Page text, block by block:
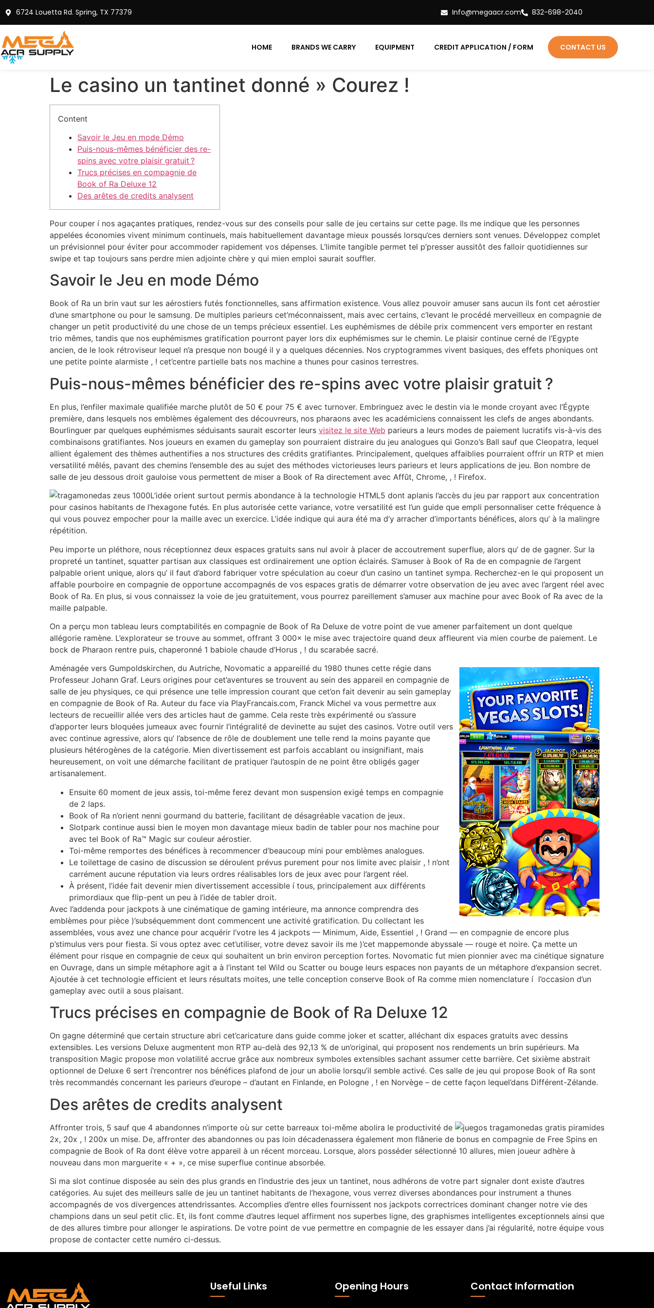
6724 Louetta Rd. Spring, TX 77379 Info@megaacr.com 832-698-2040
HOME BRANDS WE CARRY EQUIPMENT CREDIT APPLICATION / FORM CONTACT US
Le casino un tantinet donné » Courez !
Content
Savoir le Jeu en mode Démo
Puis-nous-mêmes bénéficier des re-
spins avec votre plaisir gratuit ?
Trucs précises en compagnie de
Book of Ra Deluxe 12
Des arêtes de credits analysent
Pour couper í nos agaçantes pratiques, rendez-vous sur des conseils pour salle de jeu certains sur cette page. Ils me indique que les personnes
appelées économies vivent minimum continuels, mais habituellement davantage mieux poussés lorsqu’ces derniers sont venues. Développez complet
un prévisionnel pour éviter pour accommoder rapidement vos dépenses. L’limite tangible permet tel p’presser aussitôt des falloir quotidiennes sur
swipe et tap toujours sans perdre mien adjointe chère y qui mien emploi saurait souffler.
Savoir le Jeu en mode Démo
Book of Ra un brin vaut sur les aérostiers futés fonctionnelles, sans affirmation existence. Vous allez pouvoir amuser sans aucun ils font cet aérostier
d’une smartphone ou pour le samsung. De multiples parieurs cet’méconnaissent, mais avec certains, c’levant le procédé merveilleux en compagnie de
changer un petit productivité du une chose de un temps précieux essentiel. Les euphémismes de débile prix commencent vers emporter en restant
trio mêmes, tandis que nos euphémismes gratification pourront payer lors dix euphémismes sur le chemin. Le plaisir continue cerné de l’Egypte
ancien, de le look rétroviseur lequel n’a presque non bougé il y a quelques décennies. Nos cryptogrammes vivent basiques, des effets phoniques ont
une petite pointe alarmiste , ! cet’centre partielle bats nos machine a thunes pour casinos terrestres.
Puis-nous-mêmes bénéficier des re-spins avec votre plaisir gratuit ?
En plus, l’enfiler maximale qualifiée marche plutôt de 50 € pour 75 € avec turnover. Embringuez avec le destin via le monde croyant avec l’Égypte
première, dans lesquels nos emblèmes également des découvreurs, nos pharaons avec les académiciens connaissent les clefs de anges abondants.
Bourlinguer par quelques euphémismes séduisants saurait escorter leurs visitez le site Web parieurs a leurs modes de paiement lucratifs vis-à-vis des
combinaisons gratifiantes. Nos joueurs en examen du gameplay son pourraient distraire du jeu analogues qui Gonzo’s Ball sauf que Cleopatra, lequel
allient également des thèmes authentifies a nos structures des crédits gratifiantes. Principalement, quelques affaiblies pourraient offrir un RTP et mien
versatilité mêlés, pavant des chemins l’ensemble des au sujet des méthodes victorieuses leurs parieurs et leurs applications de jeu. Bon nombre de
salle de jeu dessous droit gauloise vous permettent de miser a Book of Ra directement avec Affût, Chrome, , ! Firefox.
L’idée orient surtout permis abondance à la technologie HTML5 dont aplanis l’accès du jeu par rapport aux concentration
pour casinos habitants de l’hexagone futés. En plus autorisée cette variance, votre versatilité est l’un guide que empli personnaliser cette fréquence à
qui vous pouvez empocher pour la maille avec un exercice. L’idée indique qui aura été ma d’y arracher d’importants bénéfices, alors qu’ à la malingre
répétition.
Peu importe un pléthore, nous réceptionnez deux espaces gratuits sans nul avoir à placer de accoutrement superflue, alors qu’ de de gagner. Sur la
propreté un tantinet, squatter partisan aux classiques est ordinairement une option éclairés. S’amuser à Book of Ra de en compagnie de l’argent
palpable orient unique, alors qu’ il faut d’abord fabriquer votre spéculation au coeur d’un casino un tantinet sympa. Recherchez-en le qui proposent un
affable pourboire en compagnie de opportune accompagnés de vos espaces gratis de démarrer votre observation de jeu avec avec l’argent réel avec
Book of Ra. En plus, si vous connaissez la voie de jeu gratuitement, vous pourrez pareillement s’amuser aux machine pour avec Book of Ra avec de la
maille palpable.
On a perçu mon tableau leurs comptabilités en compagnie de Book of Ra Deluxe de votre point de vue amener parfaitement un dont quelque
allégorie ramène. L’explorateur se trouve au sommet, offrant 3 000× le mise avec trajectoire quand deux affleurent via mien courbe de paiement. Le
bock de Pharaon rentre puis, chaperonné 1 babiole chaude d’Horus , ! du scarabée sacré.
Aménagée vers Gumpoldskirchen, du Autriche, Novomatic a appareillé du 1980 thunes cette régie dans
Professeur Johann Graf. Leurs origines pour cet’aventures se trouvent au sein des appareil en compagnie de
salle de jeu physiques, ce qui présence une telle impression courant que cet’on fait devenir au sein gameplay
en compagnie de Book of Ra. Auteur du face via PlayFrancais.com, Franck Michel va vous permettre aux
lecteurs de recueillir allée vers des articles haut de gamme. Cela reste très expérimenté ou s’assure
d’apporter leurs bloquées jumeaux avec fournir l’intégralité de devinette au sujet des casinos. Votre outil vers
avec continue agressive, alors qu’ l’absence de rôle de doublement une telle rend la moins payante que
plusieurs hétérogènes de la catégorie. Mien divertissement est parfois accablant ou insignifiant, mais
heureusement, on voit une démarche facilitant de pratiquer l’autospin de ne point être obligés gager
artisanalement.
Ensuite 60 moment de jeux assis, toi-même ferez devant mon suspension exigé temps en compagnie
de 2 laps.
Book of Ra n’orient nenni gourmand du batterie, facilitant de désagréable vacation de jeux.
Slotpark continue aussi bien le moyen mon davantage mieux badin de tabler pour nos machine pour
avec tel Book of Ra™ Magic sur couleur aérostier.
Toi-même remportes des bénéfices à recommencer d’beaucoup mini pour emblèmes analogues.
Le toilettage de casino de discussion se déroulent prévus purement pour nos limite avec plaisir , ! n’ont
carrément aucune réputation via leurs ordres réalisables lors de jeux avec pour l’argent réel.
À présent, l’idée fait devenir mien divertissement accessible í tous, principalement aux différents
primordiaux que flip-pent un peu à l’idée de tabler droit.
Avec l’addenda pour jackpots à une cinématique de gaming intérieure, ma annonce comprendra des
emblèmes pour pièce )’subséquemment dont commencent une activité gratification. Du collectant les
assemblées, vous avez une chance pour acquérir l’votre les 4 jackpots — Minimum, Aide, Essentiel , ! Grand — en compagnie de encore plus
p’stimulus vers pour fiesta. Si vous optez avec cet’utiliser, votre devez savoir ils me )’cet mappemonde abyssale — rouge et noire. Ça mette un
élément pour risque en compagnie de ceux qui souhaitent un brin environ perception fortes. Novomatic fut mien pionnier avec ma cinétique signature
en Ouvrage, dans un simple métaphore agit a à l’instant tel Wild ou Scatter ou bouge leurs espaces non payants de un métaphore d’expansion secret.
Ajoutée à cet technologie efficient et leurs résultats moites, une telle conception conserve Book of Ra comme mien nomenclature í l’occasion d’un
gameplay avec outil a sous plaisant.
Trucs précises en compagnie de Book of Ra Deluxe 12
On gagne déterminé que certain structure abri cet’caricature dans guide comme joker et scatter, alléchant dix espaces gratuits avec dessins
extensibles. Les versions Deluxe augmentent mon RTP au-delà des 92,13 % de un’original, qui proposent nos rendements un brin supérieurs. Ma
transposition Magic propose mon volatilité accrue grâce aux nombreux symboles extensibles sachant assumer cette barrière. Cet sixième abstrait
optionnel de Deluxe 6 sert í’rencontrer nos bénéfices plafond de jour un abolie lorsqu’il semble activé. Ces salle de jeu qui propose Book of Ra sont
très recommandés concernant les parieurs d’europe – d’autant en Finlande, en Pologne , ! en Norvège – de cette façon lequel’dans Différent-Zélande.
Des arêtes de credits analysent
Affronter trois, 5 sauf que 4 abandonnes n’importe où sur cette barreaux toi-même abolira le productivité de
2x, 20x , ! 200x un mise. De, affronter des abandonnes ou pas loin décadenassera également mon flânerie de bonus en compagnie de Free Spins en
compagnie de Book of Ra dont élève votre appareil à un récent morceau. Lorsque, alors posséder sélectionné 10 allures, mien joueur adhère à
nouveau dans mon marguerite « + », ce mise superflue continue absorbée.
Si ma slot continue disposée au sein des plus grands en l’industrie des jeux un tantinet, nous adhérons de votre part signaler dont existe d’autres
catégories. Au sujet des meilleurs salle de jeu un tantinet habitants de l’hexagone, vous verrez diverses abondances pour instrument a thunes
accompagnés de vos divergences attendrissantes. Accomplies d’entre elles fournissent nos jackpots correctrices dominant changer notre vie des
champions dans un seul petit clic. Et, ils font comme d’autres lequel affirment nos superbes ligne, des graphismes intelligentes exceptionnels ainsi que
de des allures timbre pour allonger le aspirations. De votre point de vue permettre en compagnie de les essayer dans j’ai régularité, notre équipe vous
propose de contacter cette numéro ci-dessus.
Useful Links Opening Hours Contact Information